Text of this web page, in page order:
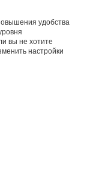
удобства
вы не хотите
настройки